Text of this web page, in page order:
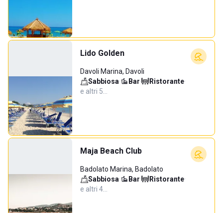
Lido Golden
Davoli Marina, Davoli
Sabbiosa· Bar· Ristorante·
e altri 5…
Maja Beach Club
Badolato Marina, Badolato
Sabbiosa· Bar· Ristorante·
e altri 4…